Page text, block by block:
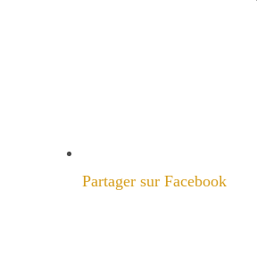
Partager sur Facebook